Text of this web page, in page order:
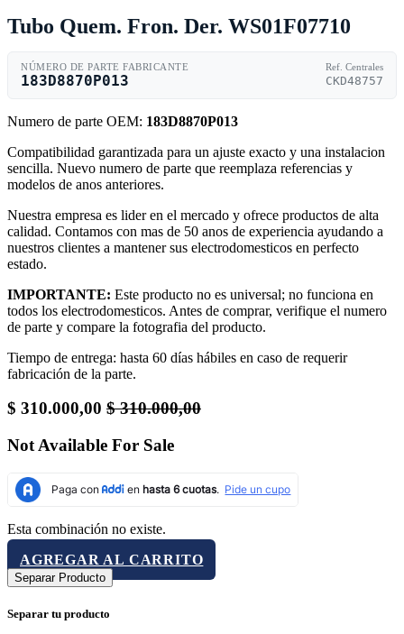
Tubo Quem. Fron. Der. WS01F07710
NÚMERO DE PARTE FABRICANTE
183D8870P013
Ref. Centrales
CKD48757
Numero de parte OEM: 183D8870P013
Compatibilidad garantizada para un ajuste exacto y una instalacion
sencilla. Nuevo numero de parte que reemplaza referencias y
modelos de anos anteriores.
Nuestra empresa es lider en el mercado y ofrece productos de alta
calidad. Contamos con mas de 50 anos de experiencia ayudando a
nuestros clientes a mantener sus electrodomesticos en perfecto
estado.
IMPORTANTE: Este producto no es universal; no funciona en
todos los electrodomesticos. Antes de comprar, verifique el numero
de parte y compare la fotografia del producto.
Tiempo de entrega: hasta 60 días hábiles en caso de requerir
fabricación de la parte.
$ 310.000,00 $310.000,00
Not Available For Sale
Esta combinación no existe.
AGREGAR AL CARRITO
Separar Producto
Separar tu producto